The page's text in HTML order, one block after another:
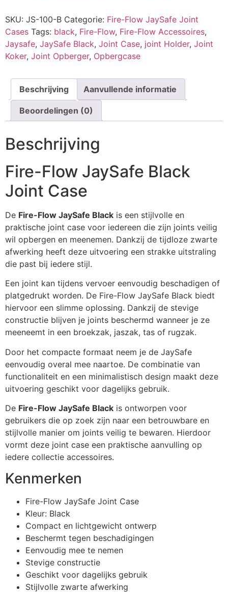
SKU: JS-100-B Categorie: Fire-Flow JaySafe Joint
Cases Tags: black, Fire-Flow, Fire-Flow Accessoires,
Jaysafe, JaySafe Black, Joint Case, joint Holder, Joint
Koker, Joint Opberger, Opbergcase
Beschrijving Aanvullende informatie
Beoordelingen (0)
Beschrijving
Fire-Flow JaySafe Black
Joint Case
De Fire-Flow JaySafe Black is een stijlvolle en
praktische joint case voor iedereen die zijn joints veilig
wil opbergen en meenemen. Dankzij de tijdloze zwarte
afwerking heeft deze uitvoering een strakke uitstraling
die past bij iedere stijl.
Een joint kan tijdens vervoer eenvoudig beschadigen of
platgedrukt worden. De Fire-Flow JaySafe Black biedt
hiervoor een slimme oplossing. Dankzij de stevige
constructie blijven je joints beschermd wanneer je ze
meeneemt in een broekzak, jaszak, tas of rugzak.
Door het compacte formaat neem je de JaySafe
eenvoudig overal mee naartoe. De combinatie van
functionaliteit en een minimalistisch design maakt deze
uitvoering geschikt voor dagelijks gebruik.
De Fire-Flow JaySafe Black is ontworpen voor
gebruikers die op zoek zijn naar een betrouwbare en
stijlvolle manier om joints veilig te bewaren. Hierdoor
vormt deze joint case een praktische aanvulling op
iedere collectie accessoires.
Kenmerken
Fire-Flow JaySafe Joint Case
Kleur: Black
Compact en lichtgewicht ontwerp
Beschermt tegen beschadigingen
Eenvoudig mee te nemen
Stevige constructie
Geschikt voor dagelijks gebruik
Stijlvolle zwarte afwerking